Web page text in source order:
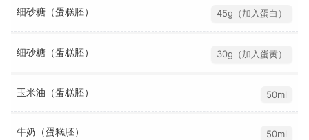
细砂糖（蛋糕胚） 45g（加入蛋白）
细砂糖（蛋糕胚） 30g（加入蛋黄）
玉米油（蛋糕胚） 50ml
牛奶（蛋糕胚） 50ml